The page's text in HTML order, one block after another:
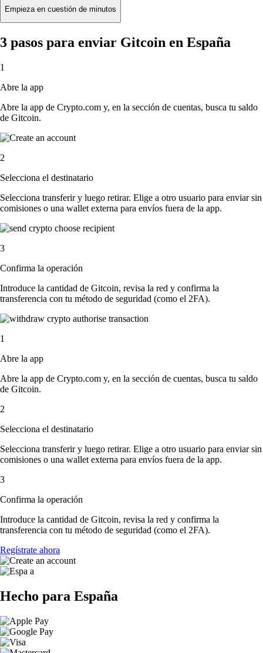
Empieza en cuestión de minutos
3 pasos para enviar Gitcoin en España
1
Abre la app
Abre la app de Crypto.com y, en la sección de cuentas, busca tu saldo
de Gitcoin.
2
Selecciona el destinatario
Selecciona transferir y luego retirar. Elige a otro usuario para enviar sin
comisiones o una wallet externa para envíos fuera de la app.
3
Confirma la operación
Introduce la cantidad de Gitcoin, revisa la red y confirma la
transferencia con tu método de seguridad (como el 2FA).
1
Abre la app
Abre la app de Crypto.com y, en la sección de cuentas, busca tu saldo
de Gitcoin.
2
Selecciona el destinatario
Selecciona transferir y luego retirar. Elige a otro usuario para enviar sin
comisiones o una wallet externa para envíos fuera de la app.
3
Confirma la operación
Introduce la cantidad de Gitcoin, revisa la red y confirma la
transferencia con tu método de seguridad (como el 2FA).
Regístrate ahora
Hecho para España